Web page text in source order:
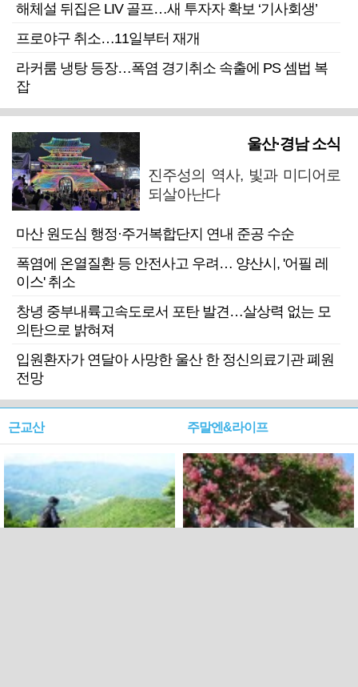
해체설 뒤집은 LIV 골프…새 투자자 확보 ‘기사회생’
프로야구 취소…11일부터 재개
라커룸 냉탕 등장…폭염 경기취소 속출에 PS 셈법 복
잡
울산·경남 소식
진주성의 역사, 빛과 미디어로
되살아난다
마산 원도심 행정·주거복합단지 연내 준공 수순
폭염에 온열질환 등 안전사고 우려… 양산시, '어필 레
이스' 취소
창녕 중부내륙고속도로서 포탄 발견…살상력 없는 모
의탄으로 밝혀져
입원환자가 연달아 사망한 울산 한 정신의료기관 폐원
전망
근교산 주말엔&라이프